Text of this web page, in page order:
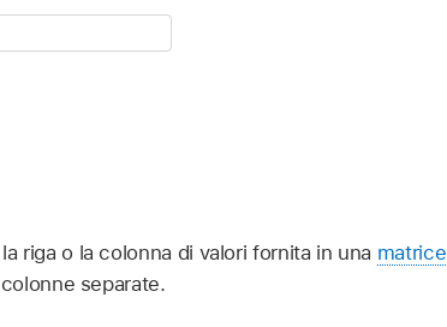
riga o la colonna di valori fornita in una matrice
separate.